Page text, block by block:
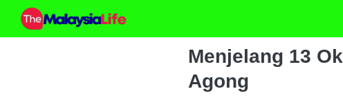
Skip
Menjelang 13
Agong